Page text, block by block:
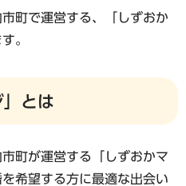
町で運営する、「しずおか
。
」とは
町が運営する「しずおかマ
希望する方に最適な出会い